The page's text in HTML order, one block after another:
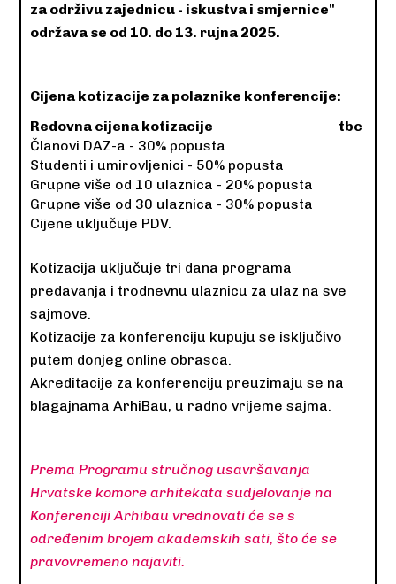
za održivu zajednicu - iskustva i smjernice"
održava se od 10. do 13. rujna 2025.
Cijena kotizacije za polaznike konferencije:
Redovna cijena kotizacije
tbc
Članovi DAZ-a - 30% popusta
Studenti i umirovljenici - 50% popusta
Grupne više od 10 ulaznica - 20% popusta
Grupne više od 30 ulaznica - 30% popusta
Cijene uključuje PDV.
Kotizacija uključuje tri dana programa
predavanja i trodnevnu ulaznicu za ulaz na sve
sajmove.
Kotizacije za konferenciju kupuju se isključivo
putem donjeg online obrasca.
Akreditacije za konferenciju preuzimaju se na
blagajnama ArhiBau, u radno vrijeme sajma.
Prema Programu stručnog usavršavanja
Hrvatske komore arhitekata sudjelovanje na
Konferenciji Arhibau vrednovati će se s
određenim brojem akademskih sati, što će se
pravovremeno najaviti.